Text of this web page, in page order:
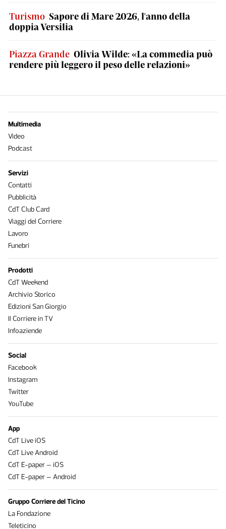
Turismo Sapore di Mare 2026, l'anno della
doppia Versilia
Piazza Grande Olivia Wilde: «La commedia può
rendere più leggero il peso delle relazioni»
Multimedia
Video
Podcast
Servizi
Contatti
Pubblicità
CdT Club Card
Viaggi del Corriere
Lavoro
Funebri
Prodotti
CdT Weekend
Archivio Storico
Edizioni San Giorgio
Il Corriere in TV
Infoaziende
Social
Facebook
Instagram
Twitter
YouTube
App
CdT Live iOS
CdT Live Android
CdT E-paper – iOS
CdT E-paper – Android
Gruppo Corriere del Ticino
La Fondazione
Teleticino